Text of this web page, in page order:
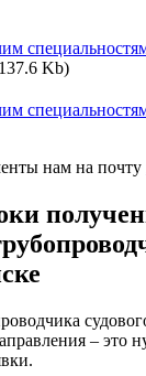
Kb)
нам на почту
– это